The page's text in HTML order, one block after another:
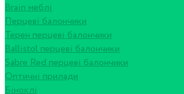
Brain меблі
Перцеві балончики
Терен перцеві балончики
Ballistol перцеві балончики
Sabre Red перцеві балончики
Оптичні прилади
Біноклі